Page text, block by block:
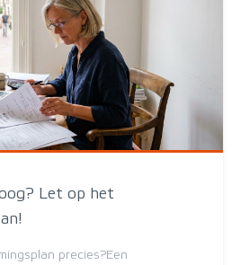
Let op het
precies?Een